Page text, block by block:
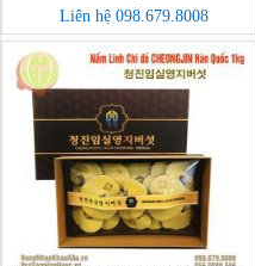
Liên hệ 098.679.8008